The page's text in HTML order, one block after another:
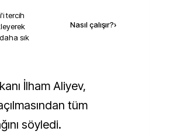
'i tercih
sık
Nasıl çalışır?›
tüm
söyledi.